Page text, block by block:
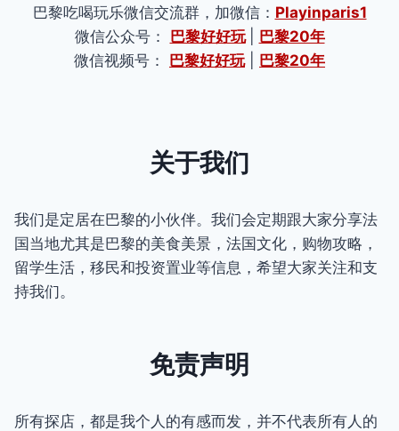
巴黎吃喝玩乐微信交流群，加微信： Playinparis1
微信公众号： 巴黎好好玩
巴黎20年
微信视频号： 巴黎好好玩| 巴黎20年
关于我们
我们是定居在巴黎的小伙伴。我们会定期跟大家分享法
国当地尤其是巴黎的美食美景，法国文化，购物攻略，
留学生活，移民和投资置业等信息，希望大家关注和支
持我们。
免责声明
所有探店，都是我个人的有感而发，并不代表所有人的